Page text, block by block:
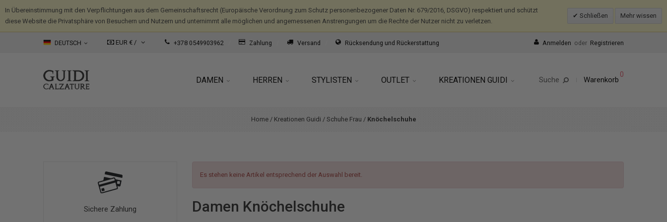
In Übereinstimmung mit den Verpflichtungen aus dem Gemeinschaftsrecht (Europäische Verordnung zum Schutz personenbezogener Daten Nr. 679/2016, DSGVO) respektiert und schützt
diese Website die Privatsphäre von Besuchern und Nutzern und unternimmt alle möglichen und angemessenen Anstrengungen um die Rechte der Nutzer nicht zu verletzen.
Schließen Mehr wissen
DEUTSCH EUR € / +378 0549903962 Zahlung Versand Rücksendung und Rückerstattung Anmelden oder Registrieren
DAMEN HERREN STYLISTEN OUTLET KREATIONEN GUIDI Suche Warenkorb
0
Home / Kreationen Guidi / Schuhe Frau / Knöchelschuhe
Sichere Zahlung
Es stehen keine Artikel entsprechend der Auswahl bereit.
Damen Knöchelschuhe